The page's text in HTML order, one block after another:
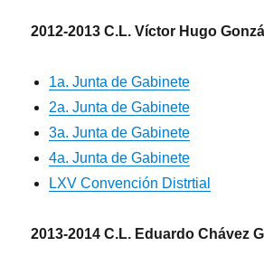
2012-2013 C.L. Víctor Hugo
1a. Junta de Gabinete
2a. Junta de Gabinete
3a. Junta de Gabinete
4a. Junta de Gabinete
LXV Convención Distrtial
2013-2014 C.L. Eduardo Chávez